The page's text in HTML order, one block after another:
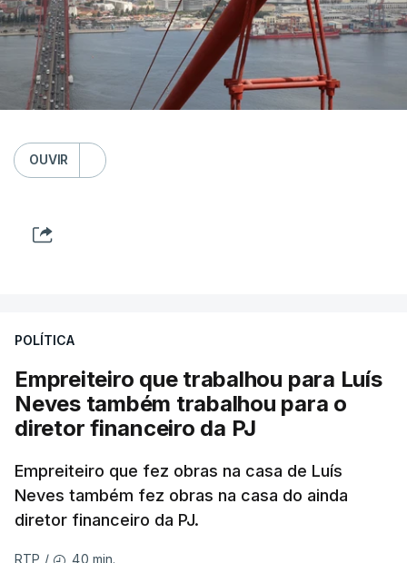
OUVIR
POLÍTICA
Empreiteiro que trabalhou para Luís
Neves também trabalhou para o
diretor financeiro da PJ
Empreiteiro que fez obras na casa de Luís
Neves também fez obras na casa do ainda
diretor financeiro da PJ.
RTP / 40 min.